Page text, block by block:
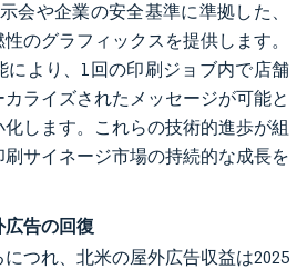
会や企業の安全基準に準拠した、
のグラフィックスを提供します。
により、1回の印刷ジョブ内で店舗
ライズされたメッセージが可能と
します。これらの技術的進歩が組
サイネージ市場の持続的な成長を
告の回復
つれ、北米の屋外広告収益は2025